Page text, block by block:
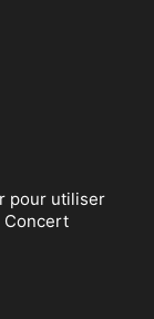
pour utiliser
Concert